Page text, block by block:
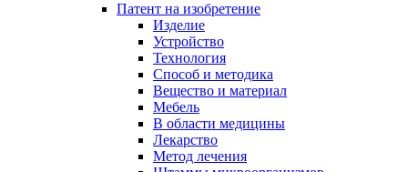
Патент на изобретение
Изделие
Устройство
Технология
Способ и методика
Вещество и материал
Мебель
В области медицины
Лекарство
Метод лечения